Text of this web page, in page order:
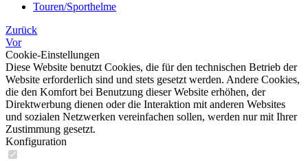
Touren/Sporthelme
Zurück
Vor
Cookie-Einstellungen
Diese Website benutzt Cookies, die für den technischen Betrieb der
Website erforderlich sind und stets gesetzt werden. Andere Cookies,
die den Komfort bei Benutzung dieser Website erhöhen, der
Direktwerbung dienen oder die Interaktion mit anderen Websites
und sozialen Netzwerken vereinfachen sollen, werden nur mit Ihrer
Zustimmung gesetzt.
Konfiguration